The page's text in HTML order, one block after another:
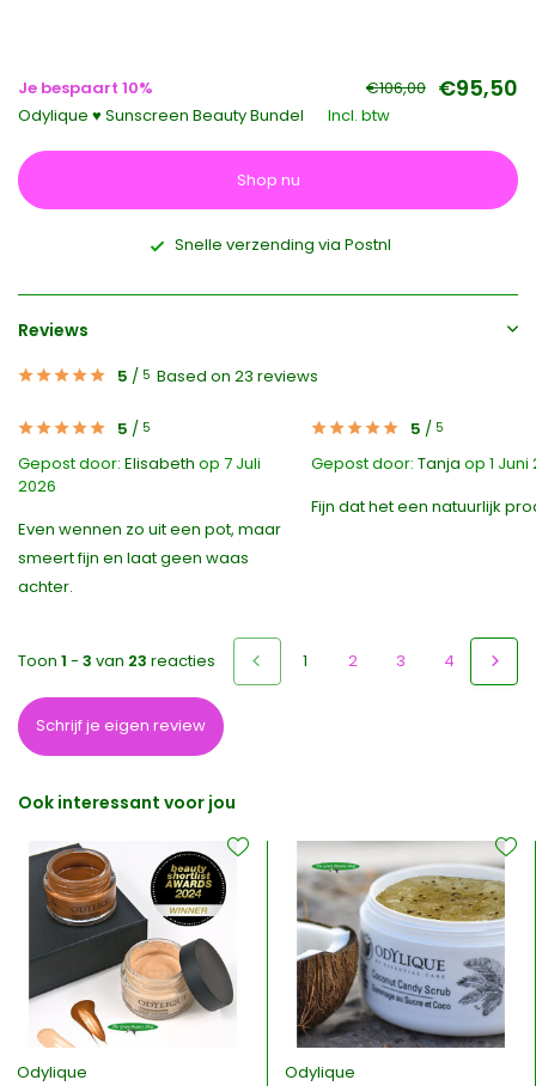
Je bespaart 10% €106,00 €95,50
Odylique ♥ Sunscreen Beauty Bundel Incl. btw
Shop nu
Snelle verzending via Postnl
Reviews
5 / 5 Based on 23 reviews
5 / 5
Gepost door: Elisabeth op 7 Juli
2026
Even wennen zo uit een pot, maar
smeert fijn en laat geen waas
achter.
5 / 5
Gepost door: Tanja op 1 Juni
Fijn dat het een natuurlijk
Toon 1 - 3 van 23 reacties 1 2 3 4 5
Schrijf je eigen review
Ook interessant voor jou
Odylique
Odylique